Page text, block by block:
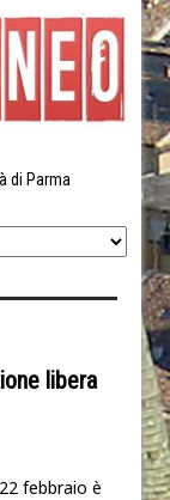
di Parma
libera
febbraio è